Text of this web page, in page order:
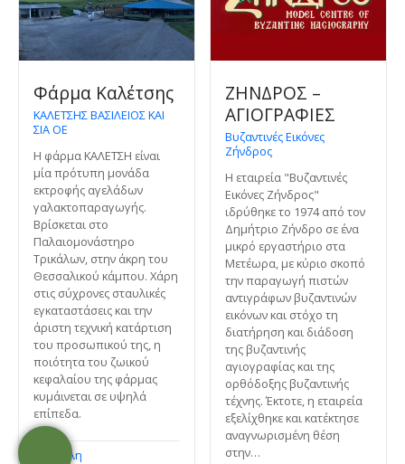
Φάρμα Καλέτσης
ΚΑΛΕΤΣΗΣ ΒΑΣΙΛΕΙΟΣ ΚΑΙ
ΣΙΑ ΟΕ
Η φάρμα ΚΑΛΕΤΣΗ είναι
μία πρότυπη μονάδα
εκτροφής αγελάδων
γαλακτοπαραγωγής.
Βρίσκεται στο
Παλαιομονάστηρο
Τρικάλων, στην άκρη του
Θεσσαλικού κάμπου. Χάρη
στις σύχρονες σταυλικές
εγκαταστάσεις και την
άριστη τεχνική κατάρτιση
του προσωπικού της, η
ποιότητα του ζωικού
κεφαλαίου της φάρμας
κυμάινεται σε υψηλά
επίπεδα.
Πύλη
ΖΗΝΔΡΟΣ –
ΑΓΙΟΓΡΑΦΙΕΣ
Βυζαντινές Εικόνες
Ζήνδρος
Η εταιρεία "Βυζαντινές
Εικόνες Ζήνδρος"
ιδρύθηκε το 1974 από τον
Δημήτριο Ζήνδρο σε ένα
μικρό εργαστήριο στα
Μετέωρα, με κύριο σκοπό
την παραγωγή πιστών
αντιγράφων βυζαντινών
εικόνων και στόχο τη
διατήρηση και διάδοση
της βυζαντινής
αγιογραφίας και της
ορθόδοξης βυζαντινής
τέχνης. Έκτοτε, η εταιρεία
εξελίχθηκε και κατέκτησε
αναγνωρισμένη θέση
στην…